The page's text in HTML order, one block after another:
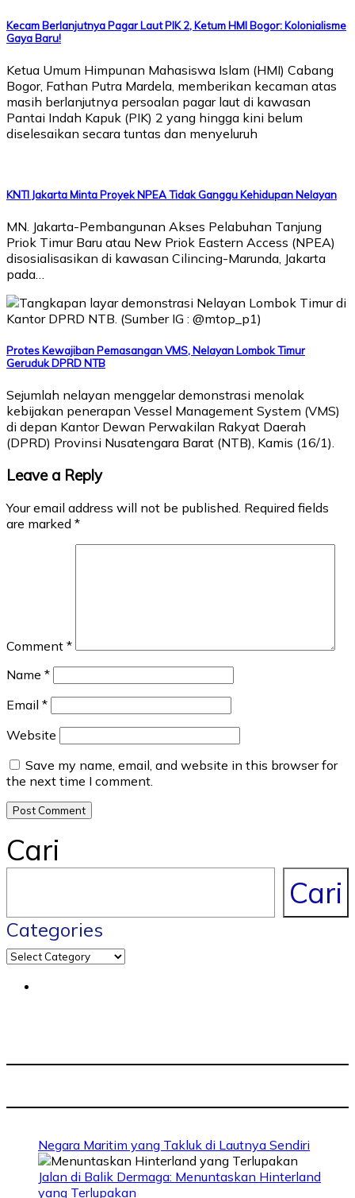
Kecam Berlanjutnya Pagar Laut PIK 2, Ketum HMI Bogor: Kolonialisme
Gaya Baru!
Ketua Umum Himpunan Mahasiswa Islam (HMI) Cabang
Bogor, Fathan Putra Mardela, memberikan kecaman atas
masih berlanjutnya persoalan pagar laut di kawasan
Pantai Indah Kapuk (PIK) 2 yang hingga kini belum
diselesaikan secara tuntas dan menyeluruh
KNTI Jakarta Minta Proyek NPEA Tidak Ganggu Kehidupan Nelayan
MN. Jakarta-Pembangunan Akses Pelabuhan Tanjung
Priok Timur Baru atau New Priok Eastern Access (NPEA)
disosialisasikan di kawasan Cilincing-Marunda, Jakarta
pada…
Protes Kewajiban Pemasangan VMS, Nelayan Lombok Timur
Geruduk DPRD NTB
Sejumlah nelayan menggelar demonstrasi menolak
kebijakan penerapan Vessel Management System (VMS)
di depan Kantor Dewan Perwakilan Rakyat Daerah
(DPRD) Provinsi Nusatengara Barat (NTB), Kamis (16/1).
Leave a Reply
Your email address will not be published. Required fields
are marked *
Comment *
Name *
Email *
Website
Save my name, email, and website in this browser for
the next time I comment.
Cari
Cari
Categories
Negara Maritim yang Takluk di Lautnya Sendiri
Jalan di Balik Dermaga: Menuntaskan Hinterland
yang Terlupakan